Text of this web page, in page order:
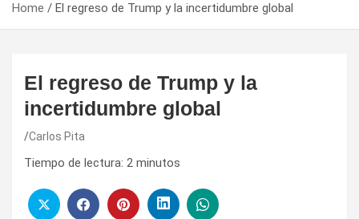
Home El regreso de Trump y la incertidumbre global
El regreso de Trump y la
incertidumbre global
Carlos Pita
Tiempo de lectura: 2 minutos